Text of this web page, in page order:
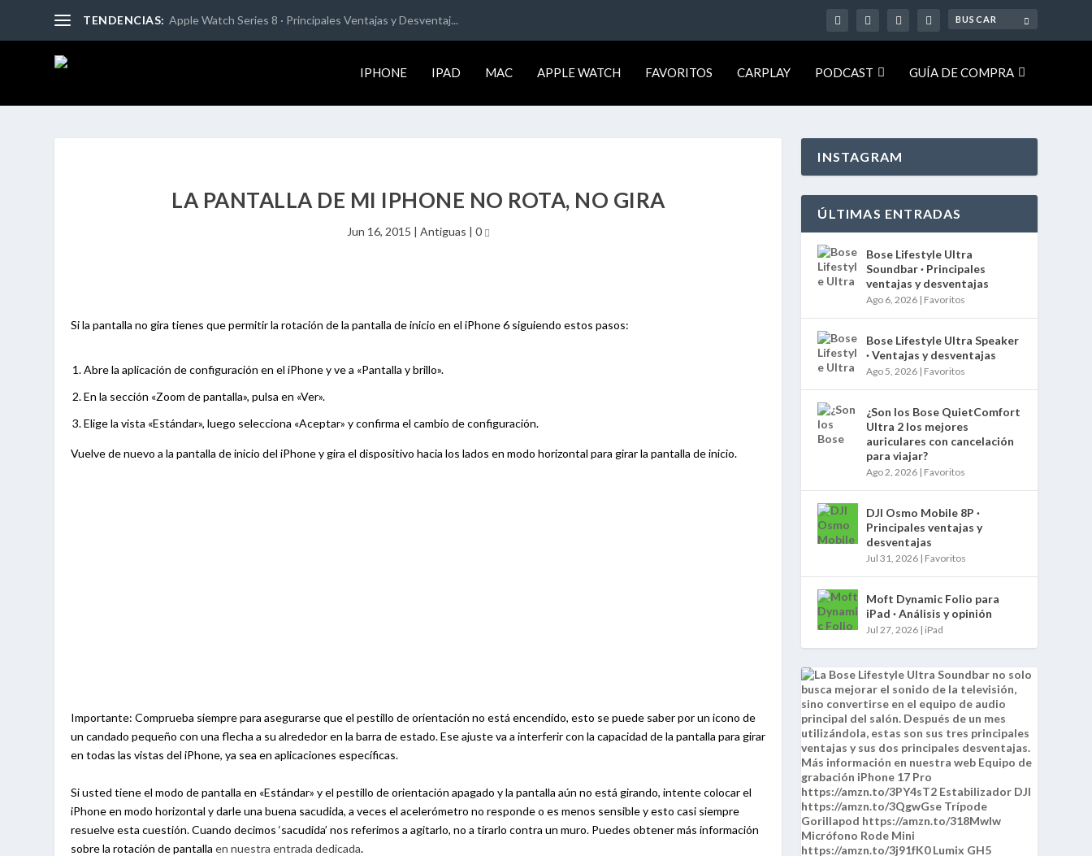
TENDENCIAS: Apple Watch Series 8 · Principales Ventajas y Desventaj...
IPHONE IPAD MAC APPLE WATCH FAVORITOS CARPLAY PODCAST GUÍA DE COMPRA
LA PANTALLA DE MI IPHONE NO ROTA, NO GIRA
Jun 16, 2015 | Antiguas | 0
Si la pantalla no gira tienes que permitir la rotación de la pantalla de inicio en el iPhone 6 siguiendo estos pasos:
Abre la aplicación de configuración en el iPhone y ve a «Pantalla y brillo».
En la sección «Zoom de pantalla», pulsa en «Ver».
Elige la vista «Estándar», luego selecciona «Aceptar» y confirma el cambio de configuración.
Vuelve de nuevo a la pantalla de inicio del iPhone y gira el dispositivo hacia los lados en modo horizontal para girar la pantalla de inicio.
Importante: Comprueba siempre para asegurarse que el pestillo de orientación no está encendido, esto se puede saber por un icono de
un candado pequeño con una flecha a su alrededor en la barra de estado. Ese ajuste va a interferir con la capacidad de la pantalla para girar
en todas las vistas del iPhone, ya sea en aplicaciones específicas.
Si usted tiene el modo de pantalla en «Estándar» y el pestillo de orientación apagado y la pantalla aún no está girando, intente colocar el
iPhone en modo horizontal y darle una buena sacudida, a veces el acelerómetro no responde o es menos sensible y esto casi siempre
resuelve esta cuestión. Cuando decimos ‘sacudida’ nos referimos a agitarlo, no a tirarlo contra un muro. Puedes obtener más información
sobre la rotación de pantallaen nuestra entrada dedicada.
INSTAGRAM
ÚLTIMAS ENTRADAS
Bose Lifestyle Ultra
Soundbar · Principales
ventajas y desventajas
Ago 6, 2026 | Favoritos
Bose Lifestyle Ultra Speaker
· Ventajas y desventajas
Ago 5, 2026 | Favoritos
¿Son los Bose QuietComfort
Ultra 2 los mejores
auriculares con cancelación
para viajar?
Ago 2, 2026 | Favoritos
DJI Osmo Mobile 8P ·
Principales ventajas y
desventajas
Jul 31, 2026 | Favoritos
Moft Dynamic Folio para
iPad · Análisis y opinión
Jul 27, 2026 | iPad